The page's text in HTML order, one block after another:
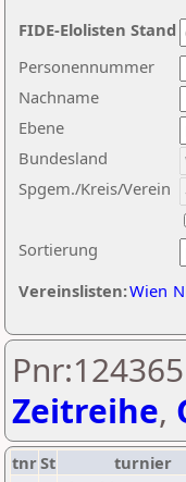
Nachname
Ebene
Sortierung
Personennummer
Bundesland
Spgem./Kreis/Verein
Vereinslisten:Wien
FIDE-Elolisten Stand
Zeitreihe,
tnrSt turnier